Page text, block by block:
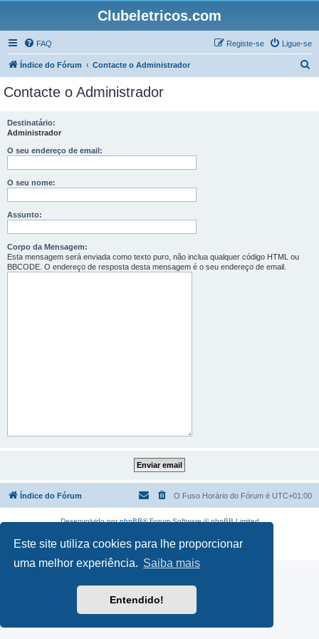
Este site utiliza cookies para lhe proporcionar
uma melhor experiência. Saiba mais
Entendido!
Clubeletricos.com
FAQ Ligue-se
Registe-se
Índice do Fórum Contacte o Administrador
Contacte o Administrador
Destinatário:
Administrador
O seu endereço de email:
O seu nome:
Assunto:
Corpo da Mensagem:
Esta mensagem será enviada como texto puro, não inclua qualquer código HTML ou
BBCODE. O endereço de resposta desta mensagem é o seu endereço de email.
Índice do Fórum O Fuso Horário do Fórum é UTC+01:00
Desenvolvido porphpBB® Forum Software © phpBB Limited
Privacidade|Termos